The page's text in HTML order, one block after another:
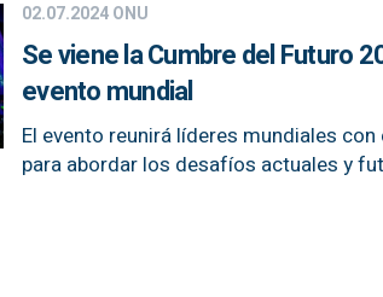
02.07.2024ONU
Se viene la Cumbre del Futuro
evento mundial
El evento reunirá líderes mundiales
para abordar los desafíos actuales y